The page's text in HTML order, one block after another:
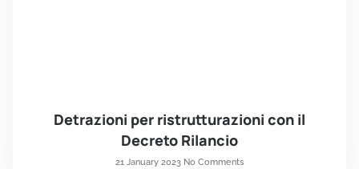
Detrazioni per ristrutturazioni con il
Decreto Rilancio
21 January 2023 No Comments